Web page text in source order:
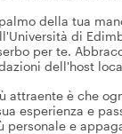
della tua
di
per te.
dell'host
attraente è che
esperienza e
personale e